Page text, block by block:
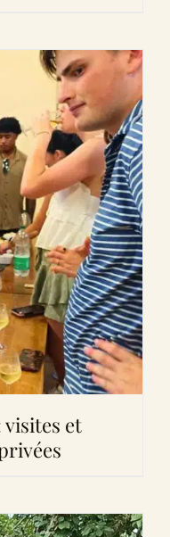
visites et